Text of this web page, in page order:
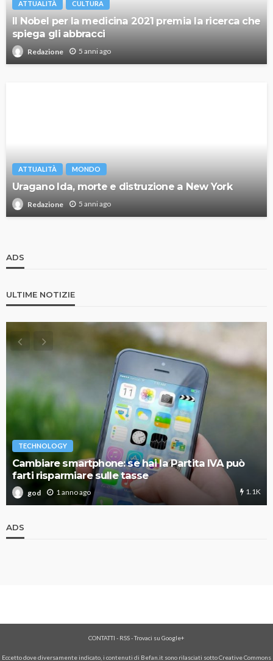
ATTUALITÀ CULTURA
Il Nobel per la medicina 2021 premia la ricerca che
spiega gli abbracci
Redazione 5 anni ago
ATTUALITÀ MONDO
Uragano Ida, morte e distruzione a New York
Redazione 5 anni ago
ADS
ULTIME NOTIZIE
TECHNOLOGY
Cambiare smartphone: se hai la Partita IVA può
farti risparmiare sulle tasse
god 1 anno ago 1.1K
ADS
CONTATTI - RSS-Trovaci su Google+
Eccetto dove diversamente indicato, i contenuti di Befan.it sono rilasciati sotto Creative Commons